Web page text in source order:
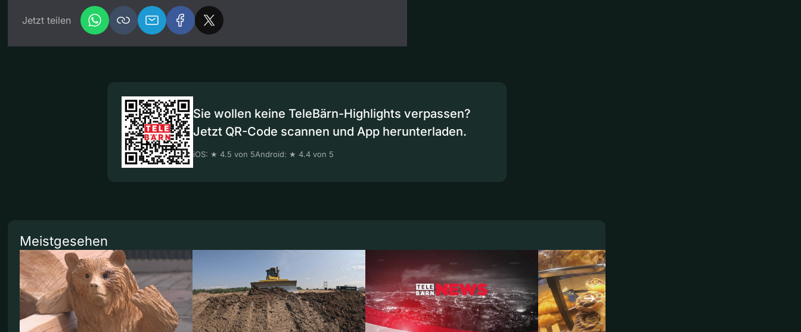
Jetzt teilen
Sie wollen keine TeleBärn-Highlights verpassen?
Jetzt QR-Code scannen und App herunterladen.
iOS: ★ 4.5 von 5Android: ★ 4.4 von 5
Meistgesehen